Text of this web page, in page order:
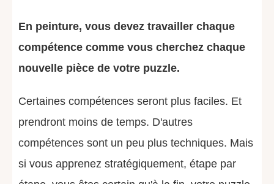
En peinture, vous devez travailler chaque
compétence comme vous cherchez chaque
nouvelle pièce de votre puzzle.
Certaines compétences seront plus faciles. Et
prendront moins de temps. D'autres
compétences sont un peu plus techniques. Mais
si vous apprenez stratégiquement, étape par